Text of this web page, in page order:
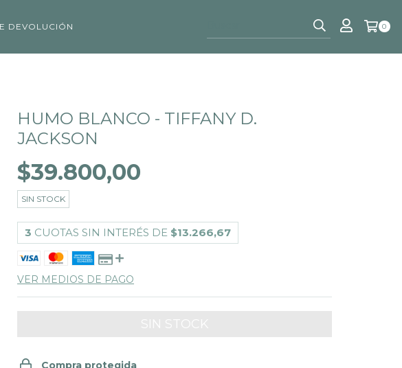
DEVOLUCIÓN 0
HUMO BLANCO - TIFFANY D.
JACKSON
$39.800,00
SIN STOCK
3 CUOTAS SIN INTERÉS DE $13.266,67
VER MEDIOS DE PAGO
Compra protegida